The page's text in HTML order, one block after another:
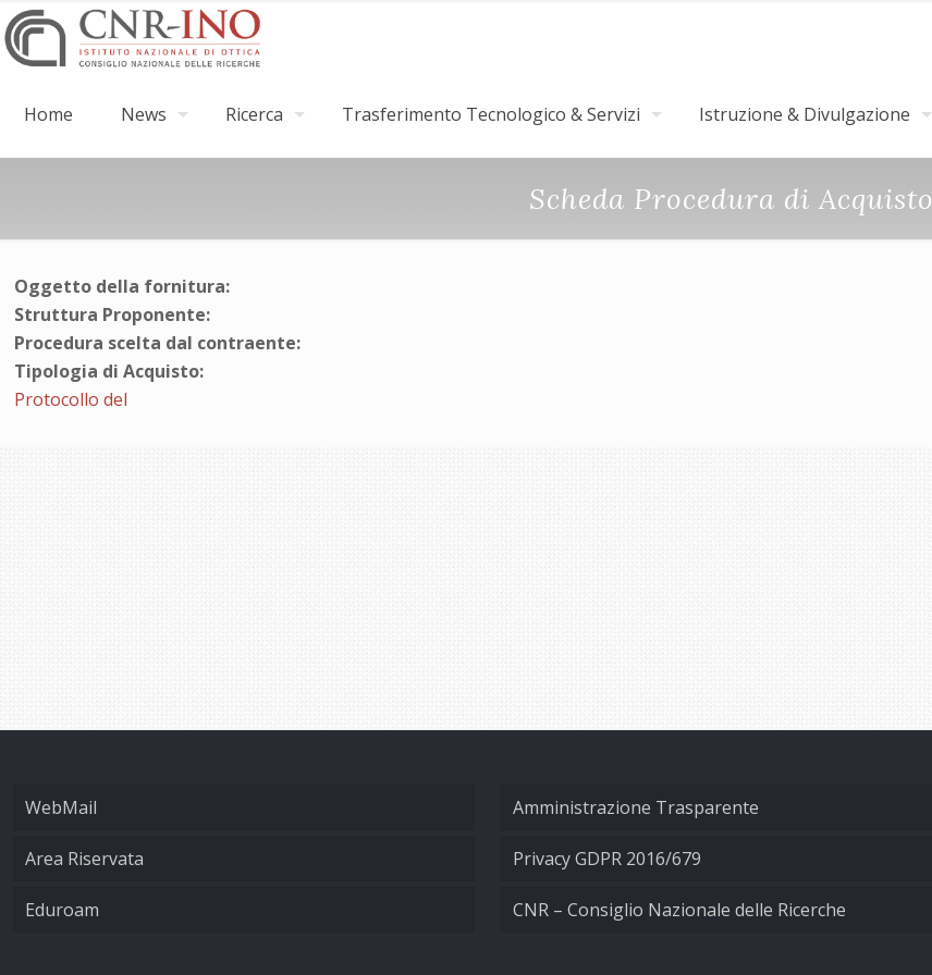
Home News Ricerca Trasferimento Tecnologico & Servizi Istruzione & Divulgazione
Scheda Procedura di Acquisto
Oggetto della fornitura:
Struttura Proponente:
Procedura scelta dal contraente:
Tipologia di Acquisto:
Protocollo del
WebMail
Area Riservata
Eduroam
Amministrazione Trasparente
Privacy GDPR 2016/679
CNR – Consiglio Nazionale delle Ricerche